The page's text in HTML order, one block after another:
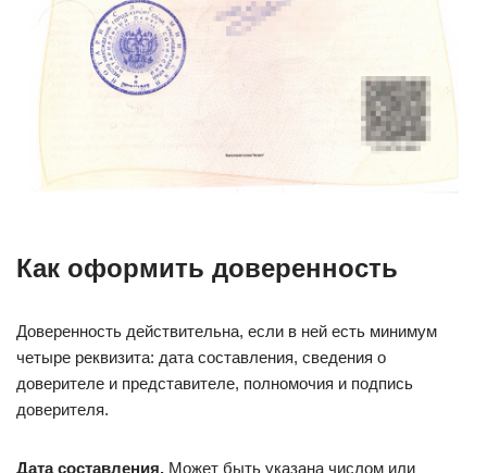
Как оформить доверенность
Доверенность действительна, если в ней есть минимум
четыре реквизита: дата составления, сведения о
доверителе и представителе, полномочия и подпись
доверителя.
Дата составления. Может быть указана числом или